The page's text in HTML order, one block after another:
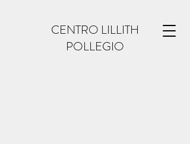
CENTRO LILLITH
POLLEGIO